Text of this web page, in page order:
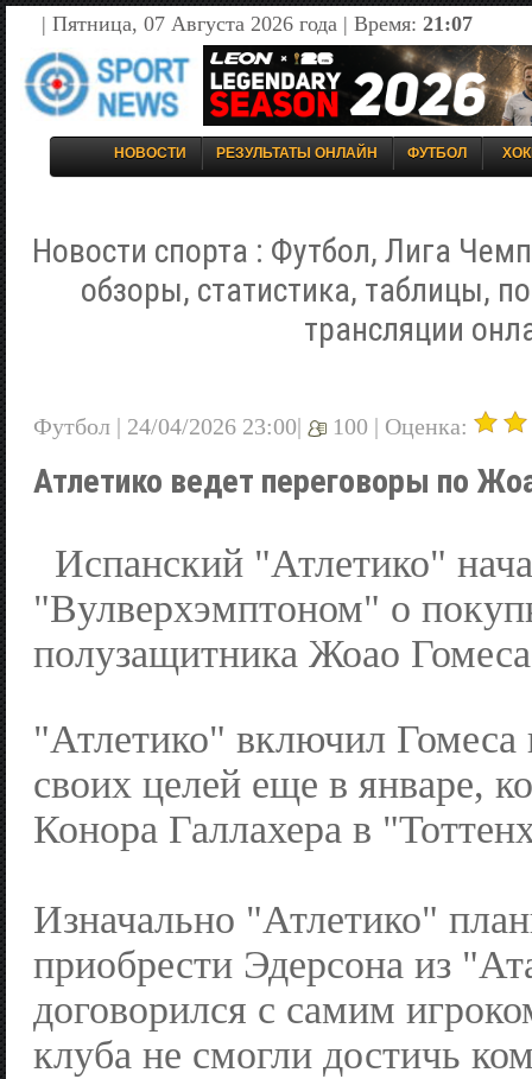
| Пятница, 07 Августа 2026 года | Время: 21:07
НОВОСТИ РЕЗУЛЬТАТЫ ОНЛАЙН ФУТБОЛ
Новости спорта : Футбол, Лига
обзоры, статистика, таблицы,
трансляции
Футбол | 24/04/2026 23:00| 100 | Оценка:
Атлетико ведет переговоры по
Испанский "Атлетико"
"Вулверхэмптоном" о
полузащитника Жоао
"Атлетико" включил Гомеса
своих целей еще в январе,
Конора Галлахера в
Изначально "Атлетико"
приобрести Эдерсона из
договорился с самим
клуба не смогли достичь